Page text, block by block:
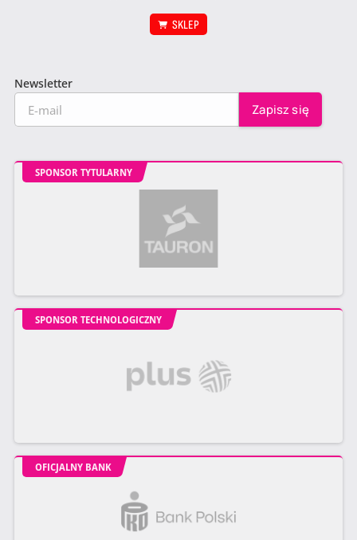
SKLEP
Newsletter
SPONSOR TYTULARNY
SPONSOR TECHNOLOGICZNY
OFICJALNY BANK